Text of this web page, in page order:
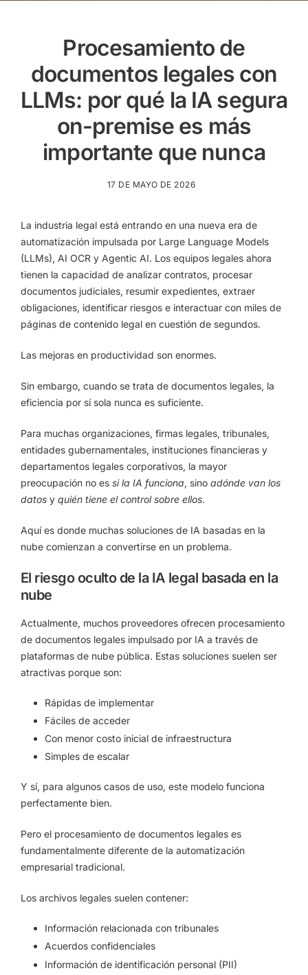
Procesamiento de
documentos legales con
LLMs: por qué la IA segura
on-premise es más
importante que nunca
17 DE MAYO DE 2026
La industria legal está entrando en una nueva era de
automatización impulsada por Large Language Models
(LLMs), AI OCR y Agentic AI. Los equipos legales ahora
tienen la capacidad de analizar contratos, procesar
documentos judiciales, resumir expedientes, extraer
obligaciones, identificar riesgos e interactuar con miles de
páginas de contenido legal en cuestión de segundos.
Las mejoras en productividad son enormes.
Sin embargo, cuando se trata de documentos legales, la
eficiencia por sí sola nunca es suficiente.
Para muchas organizaciones, firmas legales, tribunales,
entidades gubernamentales, instituciones financieras y
departamentos legales corporativos, la mayor
preocupación no es si la IA funciona, sino adónde van los
datos y quién tiene el control sobre ellos.
Aquí es donde muchas soluciones de IA basadas en la
nube comienzan a convertirse en un problema.
El riesgo oculto de la IA legal basada en la
nube
Actualmente, muchos proveedores ofrecen procesamiento
de documentos legales impulsado por IA a través de
plataformas de nube pública. Estas soluciones suelen ser
atractivas porque son:
Rápidas de implementar
Fáciles de acceder
Con menor costo inicial de infraestructura
Simples de escalar
Y sí, para algunos casos de uso, este modelo funciona
perfectamente bien.
Pero el procesamiento de documentos legales es
fundamentalmente diferente de la automatización
empresarial tradicional.
Los archivos legales suelen contener:
Información relacionada con tribunales
Acuerdos confidenciales
Información de identificación personal (PII)